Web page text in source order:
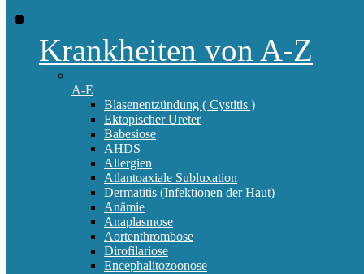
Krankheiten von A-Z
A-E
Blasenentzündung ( Cystitis )
Ektopischer Ureter
Babesiose
AHDS
Allergien
Atlantoaxiale Subluxation
Dermatitis (Infektionen der Haut)
Anämie
Anaplasmose
Aortenthrombose
Dirofilariose
Encephalitozoonose